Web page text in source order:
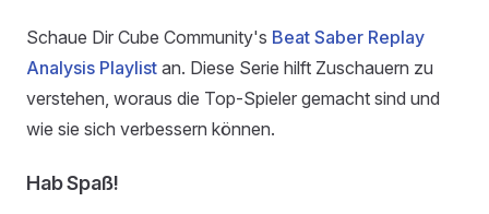
Schaue Dir Cube Community's Beat Saber Replay
Analysis Playlist an. Diese Serie hilft Zuschauern zu
verstehen, woraus die Top-Spieler gemacht sind und
wie sie sich verbessern können.
Hab Spaß!